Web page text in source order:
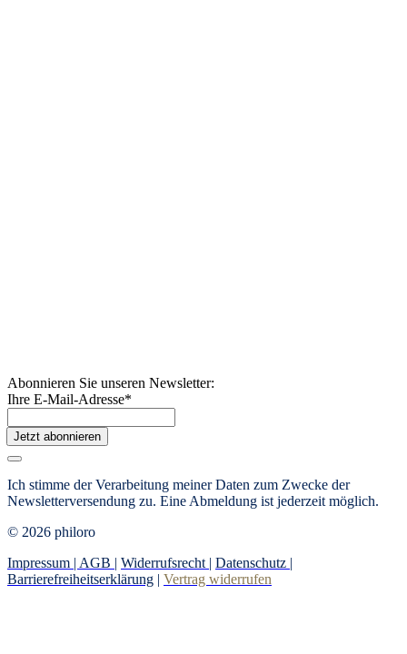
Abonnieren Sie unseren Newsletter:
Ihre E-Mail-Adresse*
Jetzt abonnieren
Ich stimme der Verarbeitung meiner Daten zum Zwecke der
Newsletterversendung zu. Eine Abmeldung ist jederzeit möglich.
© 2026 philoro
Impressum | AGB | Widerrufsrecht | Datenschutz |
Barrierefreiheitserklärung | Vertrag widerrufen